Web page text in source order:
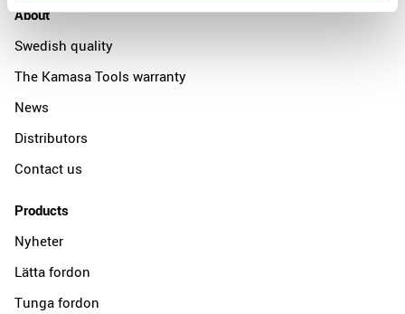
About
Swedish quality
The Kamasa Tools warranty
News
Distributors
Contact us
Products
Nyheter
Lätta fordon
Tunga fordon